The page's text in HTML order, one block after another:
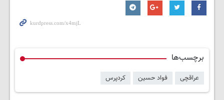
برچسب‌ها
عراقچی فواد حسین کردپرس